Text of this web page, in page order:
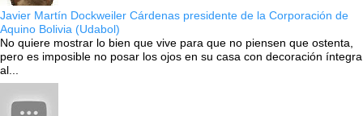
Javier Martín Dockweiler Cárdenas presidente de la Corporación de
Aquino Bolivia (Udabol)
No quiere mostrar lo bien que vive para que no piensen que ostenta,
pero es imposible no posar los ojos en su casa con decoración íntegra
al...